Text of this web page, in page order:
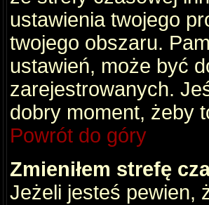
ustawienia twojego
twojego obszaru.
ustawień, może być
zarejestrowanych.
dobry moment, żeby
Powrót do góry
Zmieniłem strefę
Jeżeli jesteś pewien,